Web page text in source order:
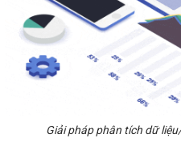
Giải pháp phân tích dữ